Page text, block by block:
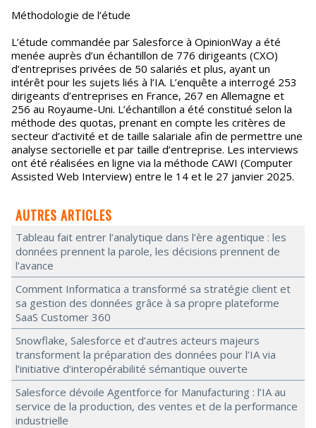
Méthodologie de l’étude
L’étude commandée par Salesforce à OpinionWay a été
menée auprès d’un échantillon de 776 dirigeants (CXO)
d’entreprises privées de 50 salariés et plus, ayant un
intérêt pour les sujets liés à l’IA. L’enquête a interrogé 253
dirigeants d’entreprises en France, 267 en Allemagne et
256 au Royaume-Uni. L’échantillon a été constitué selon la
méthode des quotas, prenant en compte les critères de
secteur d’activité et de taille salariale afin de permettre une
analyse sectorielle et par taille d’entreprise. Les interviews
ont été réalisées en ligne via la méthode CAWI (Computer
Assisted Web Interview) entre le 14 et le 27 janvier 2025.
AUTRES ARTICLES
Tableau fait entrer l’analytique dans l’ère agentique : les
données prennent la parole, les décisions prennent de
l’avance
Comment Informatica a transformé sa stratégie client et
sa gestion des données grâce à sa propre plateforme
SaaS Customer 360
Snowflake, Salesforce et d’autres acteurs majeurs
transforment la préparation des données pour l’IA via
l’initiative d’interopérabilité sémantique ouverte
Salesforce dévoile Agentforce for Manufacturing : l’IA au
service de la production, des ventes et de la performance
industrielle